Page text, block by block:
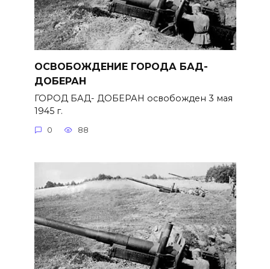
ОСВОБОЖДЕНИЕ ГОРОДА БАД-
ДОБЕРАН
ГОРОД БАД- ДОБЕРАН освобожден 3 мая
1945 г.
0 88